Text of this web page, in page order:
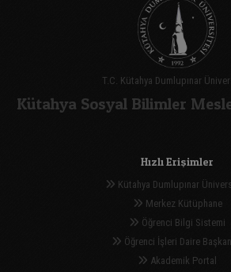
T.C. Kütahya Dumlupınar
Kütahya Sosyal Bilimler
Hızlı Erişimler
Kütahya Dumlupınar
Merkez Kütüphane
Öğrenci Bilgi Sistemi
Öğrenci İşleri Daire
Akademik Portal